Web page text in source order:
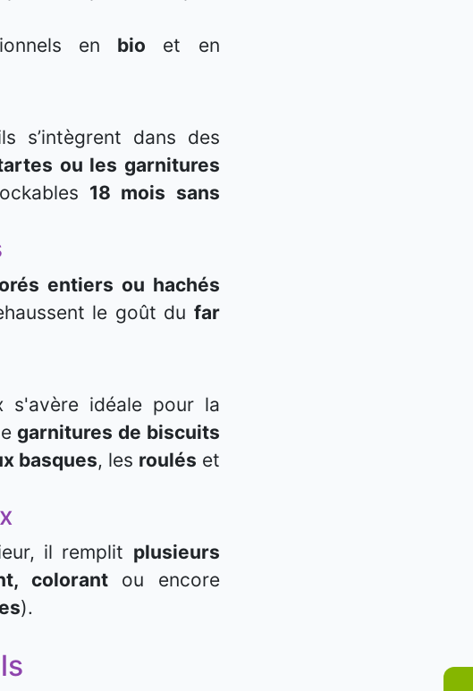
en bio et en
s’intègrent dans des
ou les garnitures
18 mois sans
entiers ou hachés
le goût du far
s'avère idéale pour la
garnitures de biscuits
basques, les roulés et
il remplit plusieurs
colorant ou encore
).